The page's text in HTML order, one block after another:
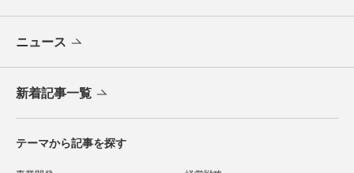
ニュース
新着記事一覧
テーマから記事を探す